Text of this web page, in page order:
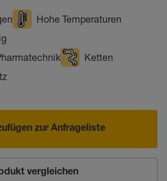
Hohe Temperaturen
Ketten
zur Anfrageliste
vergleichen